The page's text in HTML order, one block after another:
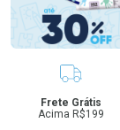
Benefícios
Frete Grátis
Acima R$199